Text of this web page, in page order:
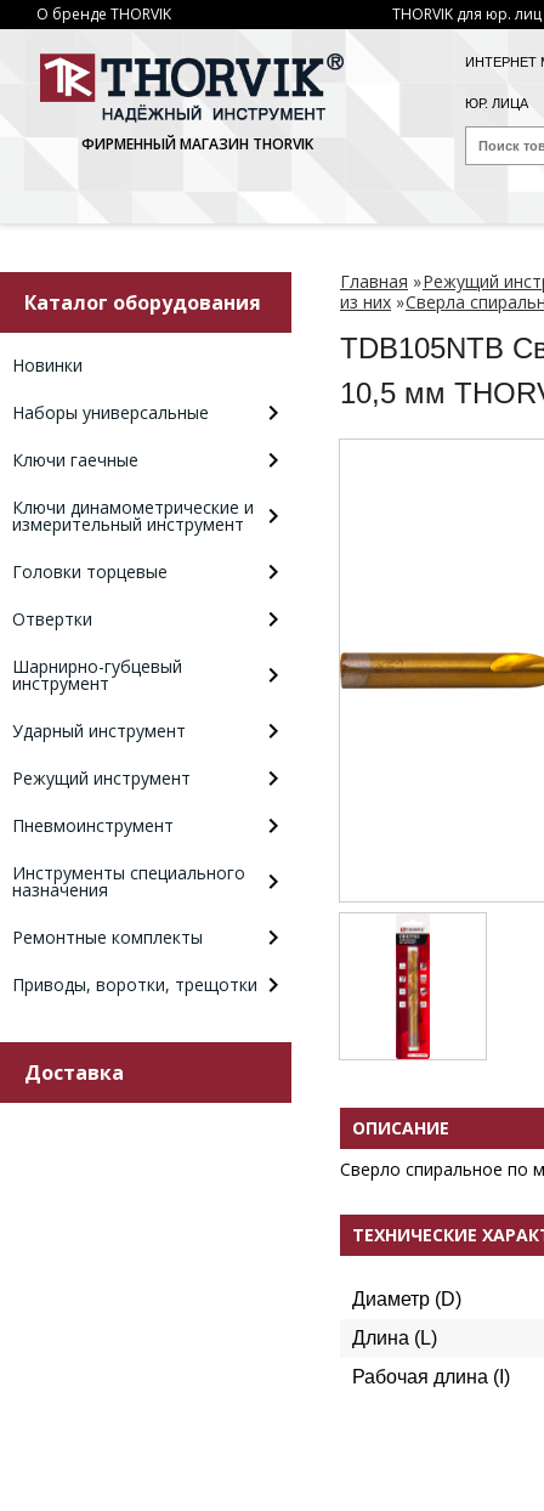
О бренде THORVIK THORVIK для юр. лиц
ФИРМЕННЫЙ МАГАЗИН THORVIK
ИНТЕРНЕТ
ЮР. ЛИЦА
Каталог оборудования
Новинки
Наборы универсальные
Ключи гаечные
Ключи динамометрические и
измерительный инструмент
Головки торцевые
Отвертки
Шарнирно-губцевый
инструмент
Ударный инструмент
Режущий инструмент
Пневмоинструмент
Инструменты специального
назначения
Ремонтные комплекты
Приводы, воротки, трещотки
Доставка
Главная »Режущий
из них »Сверла
TDB105NTB
10,5 мм
ОПИСАНИЕ
Сверло спиральное по
ТЕХНИЧЕСКИЕ
Диаметр (D)
Длина (L)
Рабочая длина (I)